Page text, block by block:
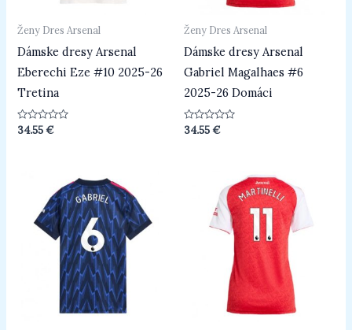
Ženy Dres Arsenal
Dámske dresy Arsenal
Eberechi Eze #10 2025-26
Tretina
Hodnotenie
34.55€
Ženy Dres Arsenal
Dámske dresy Arsenal
Gabriel Magalhaes #6
2025-26 Domáci
Hodnotenie
34.55€